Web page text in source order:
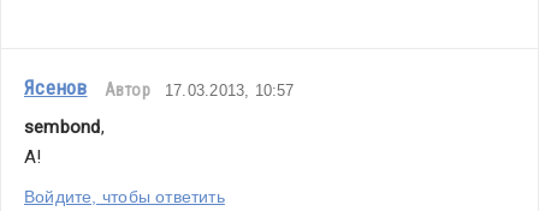
Ясенов Автор 17.03.2013, 10:57
sembond,
А!
Войдите, чтобы ответить